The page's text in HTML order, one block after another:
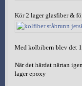
Kör 2 lager glasfiber &
Med kolbibern blev det
När det härdat närtan
lager epoxy